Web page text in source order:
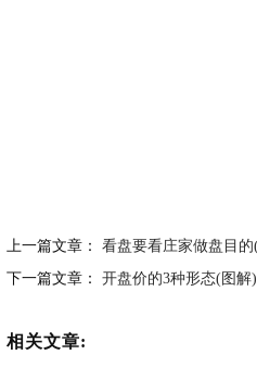
上一篇文章： 看盘要看庄家做盘目的
下一篇文章： 开盘价的3种形态(图解)
相关文章: